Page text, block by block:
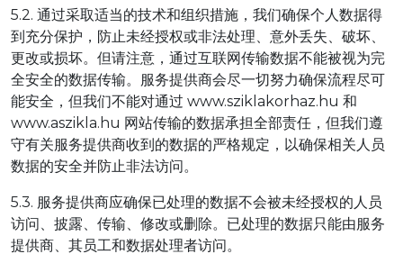
5.2. 通过采取适当的技术和组织措施，我们确保个人数据得
到充分保护，防止未经授权或非法处理、意外丢失、破坏、
更改或损坏。但请注意，通过互联网传输数据不能被视为完
全安全的数据传输。服务提供商会尽一切努力确保流程尽可
能安全，但我们不能对通过 www.sziklakorhaz.hu 和
www.aszikla.hu 网站传输的数据承担全部责任，但我们遵
守有关服务提供商收到的数据的严格规定，以确保相关人员
数据的安全并防止非法访问。
5.3. 服务提供商应确保已处理的数据不会被未经授权的人员
访问、披露、传输、修改或删除。已处理的数据只能由服务
提供商、其员工和数据处理者访问。